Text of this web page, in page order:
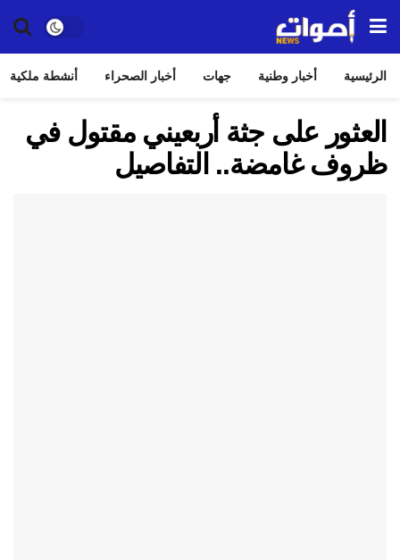
الرئيسية أخبار وطنية جهات أخبار الصحراء أنشطة ملكية
العثور على جثة أربعيني مقتول في
ظروف غامضة.. التفاصيل